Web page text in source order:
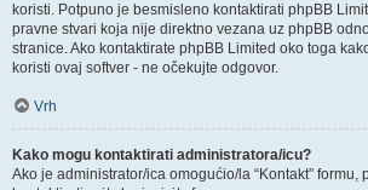
koristi. Potpuno je besmisleno kontaktirati phpBB
pravne stvari koja nije direktno vezana uz phpBB
stranice. Ako kontaktirate phpBB Limited oko toga
koristi ovaj softver - ne očekujte odgovor.
Vrh
Kako mogu kontaktirati administratora/icu?
Ako je administrator/ica omogućio/la “Kontakt” formu,